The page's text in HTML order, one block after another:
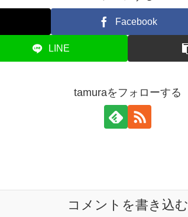
Facebook
LINE
tamuraをフォローする
コメントを書き込む